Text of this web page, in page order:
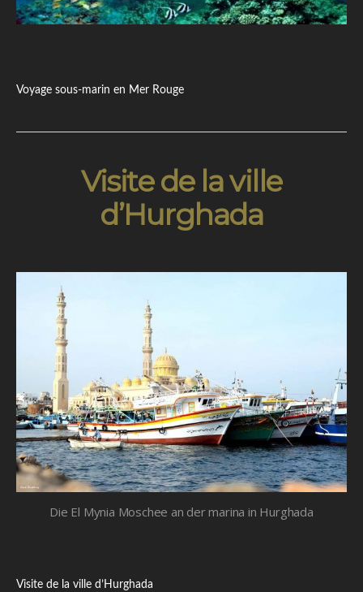
Voyage sous-marin en Mer Rouge
Visite de la ville
d’Hurghada
Die El Mynia Moschee an der marina in Hurghada
Visite de la ville d’Hurghada